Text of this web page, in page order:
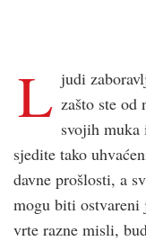
L judi
zašto ste
svojih
sjedite tako
davne prošlosti, a
mogu biti ostvareni
vrte razne misli,